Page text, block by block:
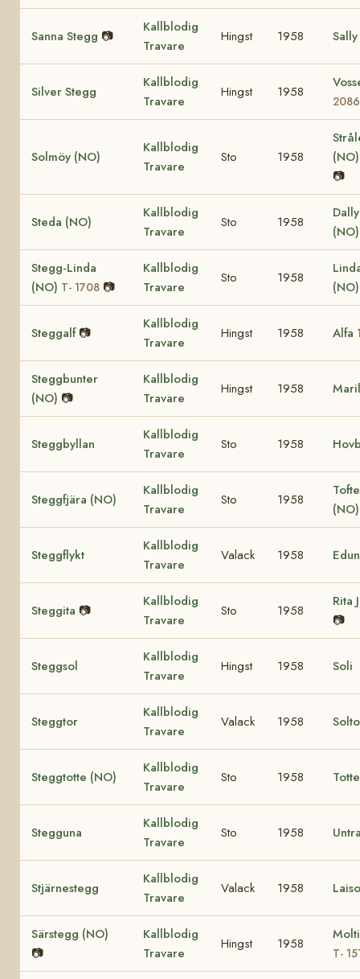
Sanna Stegg 📷
Kallblodig
Travare
Hingst 1958 Sally
Silver Stegg
Kallblodig
Travare
Hingst 1958
Solmöy (NO)
Kallblodig
Travare
Sto 1958
📷
Steda (NO)
Kallblodig
Travare
Sto 1958
(NO)
Stegg-Linda
(NO) T- 1708 📷
Kallblodig
Travare
Sto 1958
Steggalf 📷
Kallblodig
Travare
Hingst 1958 Alfa
Steggbunter
(NO) 📷
Kallblodig
Travare
Hingst 1958
Steggbyllan
Kallblodig
Travare
Sto 1958
Steggfjära (NO)
Kallblodig
Travare
Sto 1958
Steggflykt
Kallblodig
Travare
Valack 1958
Steggita 📷
Kallblodig
Travare
Sto 1958
Rita
📷
Steggsol
Kallblodig
Travare
Hingst 1958 Soli
Steggtor
Kallblodig
Travare
Valack 1958
Steggtotte (NO)
Kallblodig
Travare
Sto 1958
Stegguna
Kallblodig
Travare
Sto 1958
Stjärnestegg
Kallblodig
Travare
Valack 1958
Särstegg (NO)
📷
Kallblodig
Travare
Hingst 1958
T-